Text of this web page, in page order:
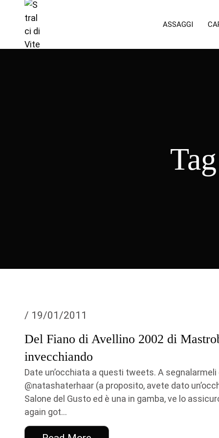
ASSAGGI
/ 19/01/2011
Del Fiano di Avellino 2002 di
invecchiando
Date un’occhiata a questi tweets. A
@natashaterhaar (a proposito, avete dato
Salone del Gusto ed è una in gamba, ve lo
again got...